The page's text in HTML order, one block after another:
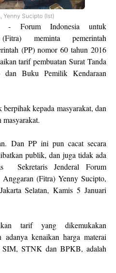
Yenny Sucipto (Ist)
- Forum Indonesia untuk
meminta pemerintah
(PP) nomor 60 tahun 2016
tarif pembuatan Surat Tanda
Buku Pemilik Kendaraan
kepada masyarakat, dan
masyarakat.
Dan PP ini pun cacat secara
publik, dan juga tidak ada
Sekretaris Jenderal Forum
Anggaran (Fitra) Yenny Sucipto,
Selatan, Kamis 5 Januari
tarif yang dikemukakan
adanya kenaikan harga materai
SIM, STNK dan BPKB, adalah